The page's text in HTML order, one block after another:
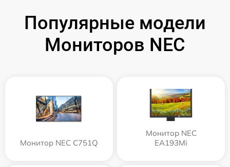
Популярные модели
Мониторов NEC
Монитор NEC C751Q
Монитор NEC
EA193Mi